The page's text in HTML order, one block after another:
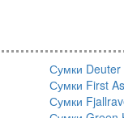
Сумки Deuter
Сумки First
Сумки